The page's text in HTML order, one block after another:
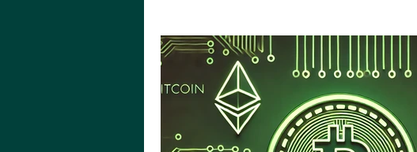
Peníze Fundamentální analýzy